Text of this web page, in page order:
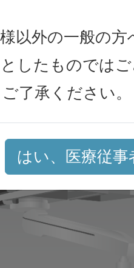
以外の一般の方
したものでは
了承ください。
はい、医療従事
AS-MTF-WMM